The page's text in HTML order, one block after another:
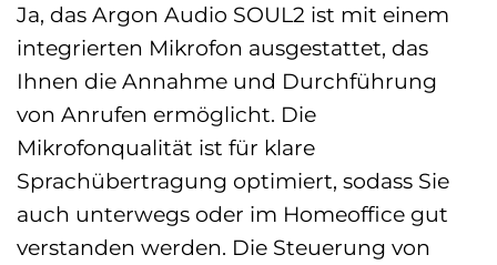
Ja, das Argon Audio SOUL2 ist mit einem
integrierten Mikrofon ausgestattet, das
Ihnen die Annahme und Durchführung
von Anrufen ermöglicht. Die
Mikrofonqualität ist für klare
Sprachübertragung optimiert, sodass Sie
auch unterwegs oder im Homeoffice gut
verstanden werden. Die Steuerung von